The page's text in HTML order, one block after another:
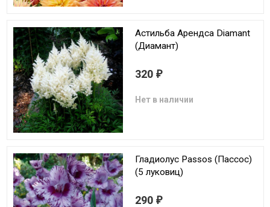
Астильба Арендса Diamant
(Диамант)
320 ₽
Нет в наличии
Гладиолус Passos (Пассос)
(5 луковиц)
290 ₽